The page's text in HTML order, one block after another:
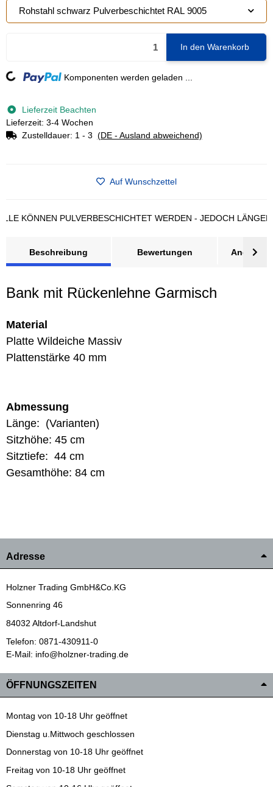
Rohstahl schwarz Pulverbeschichtet RAL 9005
In den Warenkorb
Loading... Komponenten werden geladen ...
Lieferzeit Beachten
Lieferzeit: 3-4 Wochen
Zustelldauer: 1 - 3 (DE - Ausland abweichend)
Auf Wunschzettel
PULVERBESCHICHTET WERDEN - JEDOCH LÄNGERE
Beschreibung Bewertungen Angebot
Bank mit Rückenlehne Garmisch
Material
Platte Wildeiche Massiv
Plattenstärke 40 mm
Abmessung
Länge: (Varianten)
Sitzhöhe: 45 cm
Sitztiefe: 44 cm
Gesamthöhe: 84 cm
Adresse
Holzner Trading GmbH&Co.KG
Sonnenring 46
84032 Altdorf-Landshut
Telefon: 0871-430911-0
E-Mail: info@holzner-trading.de
ÖFFNUNGSZEITEN
Montag von 10-18 Uhr geöffnet
Dienstag u.Mittwoch geschlossen
Donnerstag von 10-18 Uhr geöffnet
Freitag von 10-18 Uhr geöffnet